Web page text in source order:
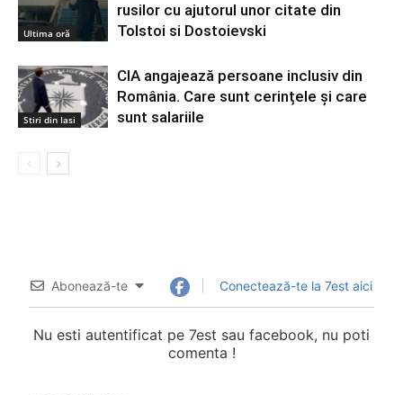
Ultima oră
rusilor cu ajutorul unor citate din
Tolstoi si Dostoievski
Stiri din Iasi
CIA angajează persoane inclusiv din
România. Care sunt cerințele și care
sunt salariile
Abonează-te Conectează-te la 7est aici
Nu esti autentificat pe 7est sau facebook, nu poti
comenta !